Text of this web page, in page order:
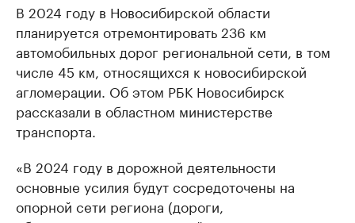
В 2024 году в Новосибирской области
планируется отремонтировать 236 км
автомобильных дорог региональной сети, в том
числе 45 км, относящихся к новосибирской
агломерации. Об этом РБК Новосибирск
рассказали в областном министерстве
транспорта.
«В 2024 году в дорожной деятельности
основные усилия будут сосредоточены на
опорной сети региона (дороги,